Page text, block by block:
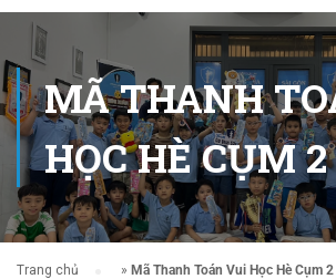
MÃ THANH
HỌC HÈ CỤM 2
Trang chủ » Mã Thanh Toán Vui Học Hè Cụm 2